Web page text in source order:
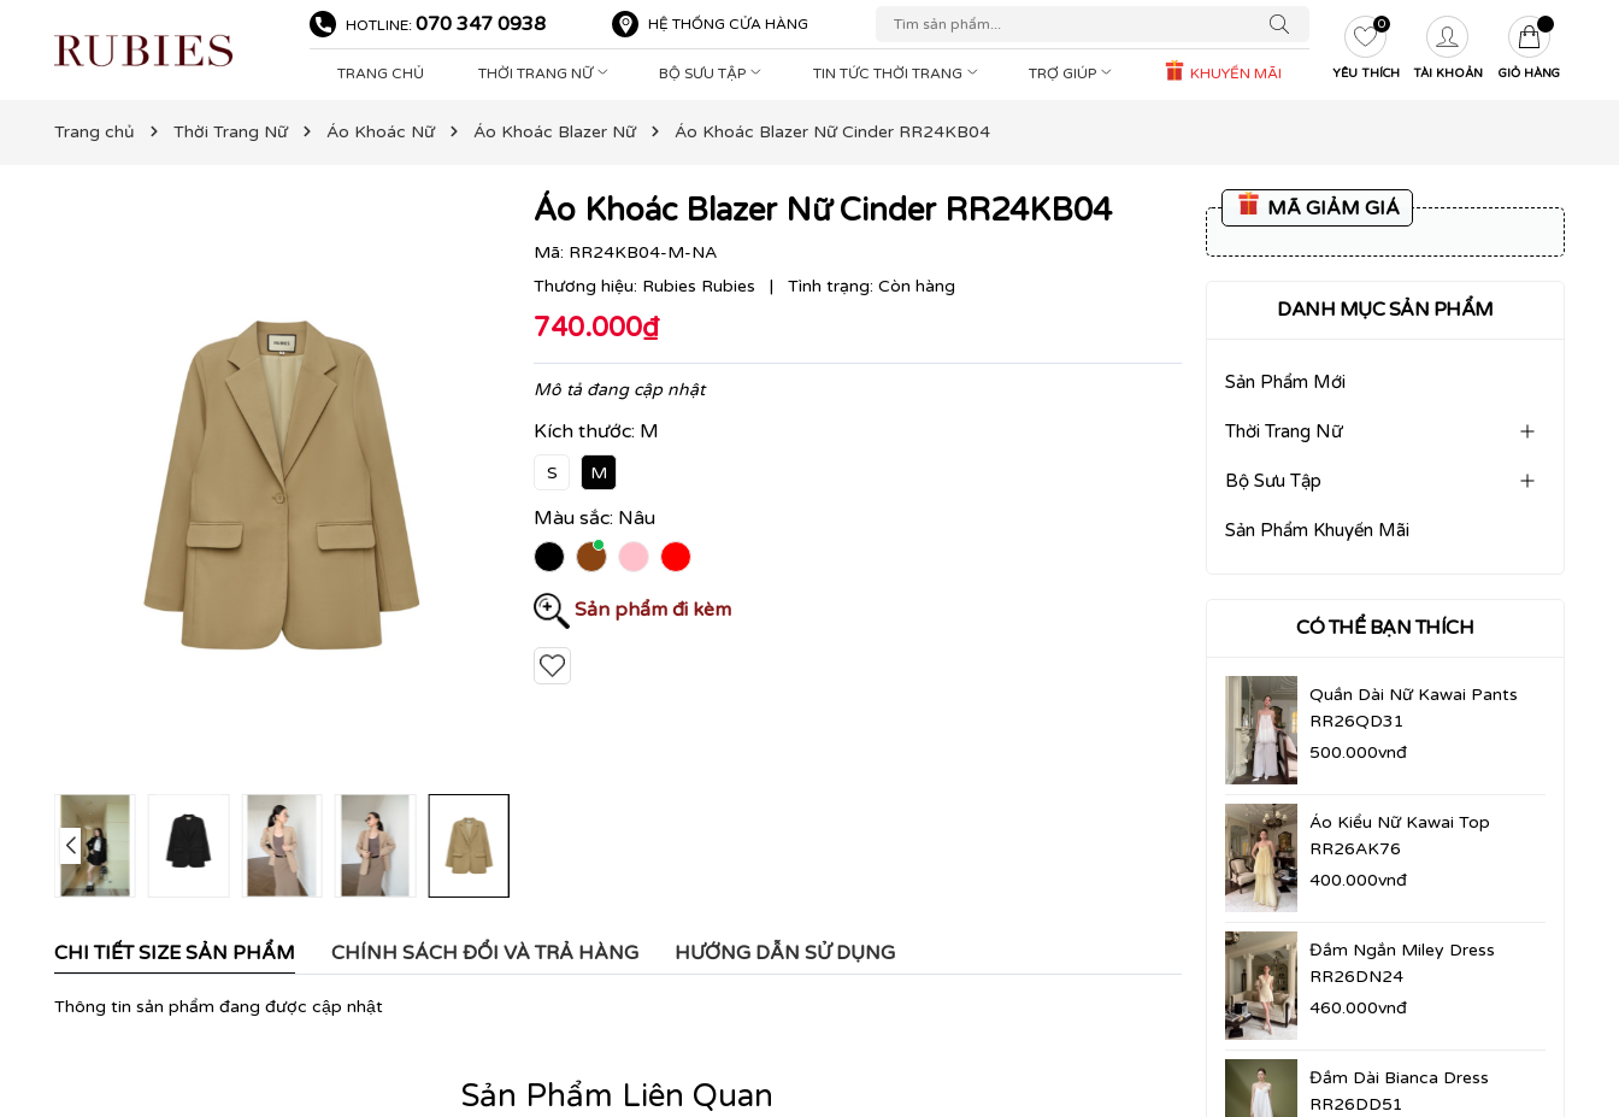
HOTLINE: 070 347 0938 HỆ THỐNG CỬA HÀNG
TRANG CHỦ THỜI TRANG NỮ BỘ SƯU TẬP TIN TỨC THỜI TRANG TRỢ GIÚP KHUYẾN MÃI YÊU THÍCH
0
TÀI KHOẢN GIỎ HÀNG
Trang chủ Thời Trang Nữ Áo Khoác Nữ Áo Khoác Blazer Nữ Áo Khoác Blazer Nữ Cinder RR24KB04
Áo Khoác Blazer Nữ Cinder RR24KB04
Mã: RR24KB04-M-NA
Thương hiệu: Rubies Rubies | Tình trạng: Còn hàng
740.000₫
Mô tả đang cập nhật
Kích thước: M
S M
Màu sắc: Nâu
Sản phẩm đi kèm
CHI TIẾT SIZE SẢN PHẨM CHÍNH SÁCH ĐỔI VÀ TRẢ HÀNG HƯỚNG DẪN SỬ DỤNG
Thông tin sản phẩm đang được cập nhật
Sản Phẩm Liên Quan
MÃ GIẢM GIÁ
DANH MỤC SẢN PHẨM
Sản Phẩm Mới
Thời Trang Nữ
Bộ Sưu Tập
Sản Phẩm Khuyến Mãi
CÓ THỂ BẠN THÍCH
Quần Dài Nữ Kawai Pants
RR26QD31
500.000vnđ
Áo Kiểu Nữ Kawai Top
RR26AK76
400.000vnđ
Đầm Ngắn Miley Dress
RR26DN24
460.000vnđ
Đầm Dài Bianca Dress
RR26DD51